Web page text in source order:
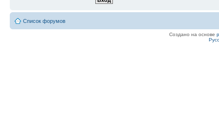
Список форумов
Создано на основе